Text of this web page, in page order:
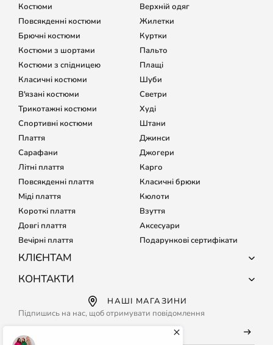
КЛІЄНТАМ
Про компанію
Обмін і повернення
Часті питання
Костюми
Повсякденні костюми
Брючні костюми
Костюми з шортами
Костюми з спідницею
Класичні костюми
В'язані костюми
Трикотажні костюми
Спортивні костюми
Плаття
Сарафани
Літні плаття
Повсякденні плаття
Міді плаття
Короткі плаття
Довгі плаття
Вечірні плаття
Верхній одяг
Жилетки
Куртки
Пальто
Плащі
Шуби
Светри
Худі
Штани
Джинси
Джогери
Карго
Класичні брюки
Кюлоти
Взуття
Аксесуари
Подарункові сертифікати
КОНТАКТИ
+38 (067) 127-68-15
+38 (067) 133-64-80
info@maritel.com.ua
НАШІ МАГАЗИНИ
Підпишись на нас, щоб отримувати повідомлення